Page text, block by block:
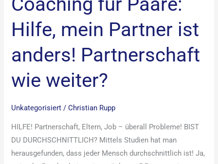
Hilfe, mein Partner ist
anders! Partnerschaft
wie weiter?
Unkategorisiert /Christian Rupp
HILFE! Partnerschaft, Eltern, Job – überall Probleme! BIST
DU DURCHSCHNITTLICH? Mittels Studien hat man
herausgefunden, dass jeder Mensch durchschnittlich ist! Ja,